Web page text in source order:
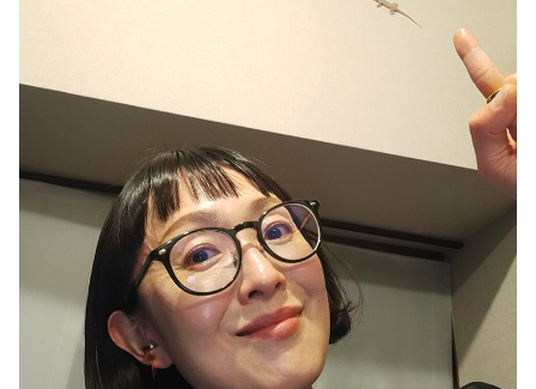
朝だ！生です旅サラダ
教えて！ニュースライブ 正義のミカタ
ＬＩＦＥ～夢のカタチ～
新婚さんいらっしゃい！
ポツンと一軒家
ザキ山小屋本館
ぺこぱのまるスポ